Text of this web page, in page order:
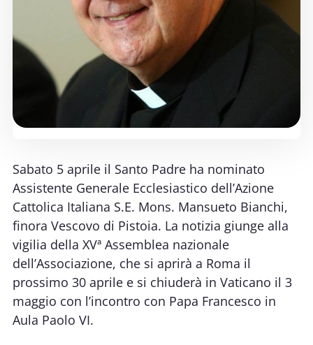
Sabato 5 aprile il Santo Padre ha nominato
Assistente Generale Ecclesiastico dell’Azione
Cattolica Italiana S.E. Mons. Mansueto Bianchi,
finora Vescovo di Pistoia. La notizia giunge alla
vigilia della XVª Assemblea nazionale
dell’Associazione, che si aprirà a Roma il
prossimo 30 aprile e si chiuderà in Vaticano il 3
maggio con l’incontro con Papa Francesco in
Aula Paolo VI.